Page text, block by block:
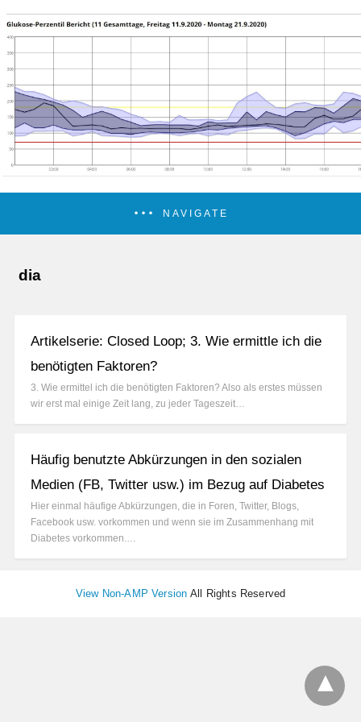
NAVIGATE
dia
Artikelserie: Closed Loop; 3. Wie ermittle ich die
benötigten Faktoren?
3. Wie ermittel ich die benötigten Faktoren? Also als erstes müssen
wir erst mal einige Zeit lang, zu jeder Tageszeit…
Häufig benutzte Abkürzungen in den sozialen
Medien (FB, Twitter usw.) im Bezug auf Diabetes
Hier einmal häufige Abkürzungen, die in Foren, Twitter, Blogs,
Facebook usw. vorkommen und wenn sie im Zusammenhang mit
Diabetes vorkommen.…
View Non-AMP Version All Rights Reserved